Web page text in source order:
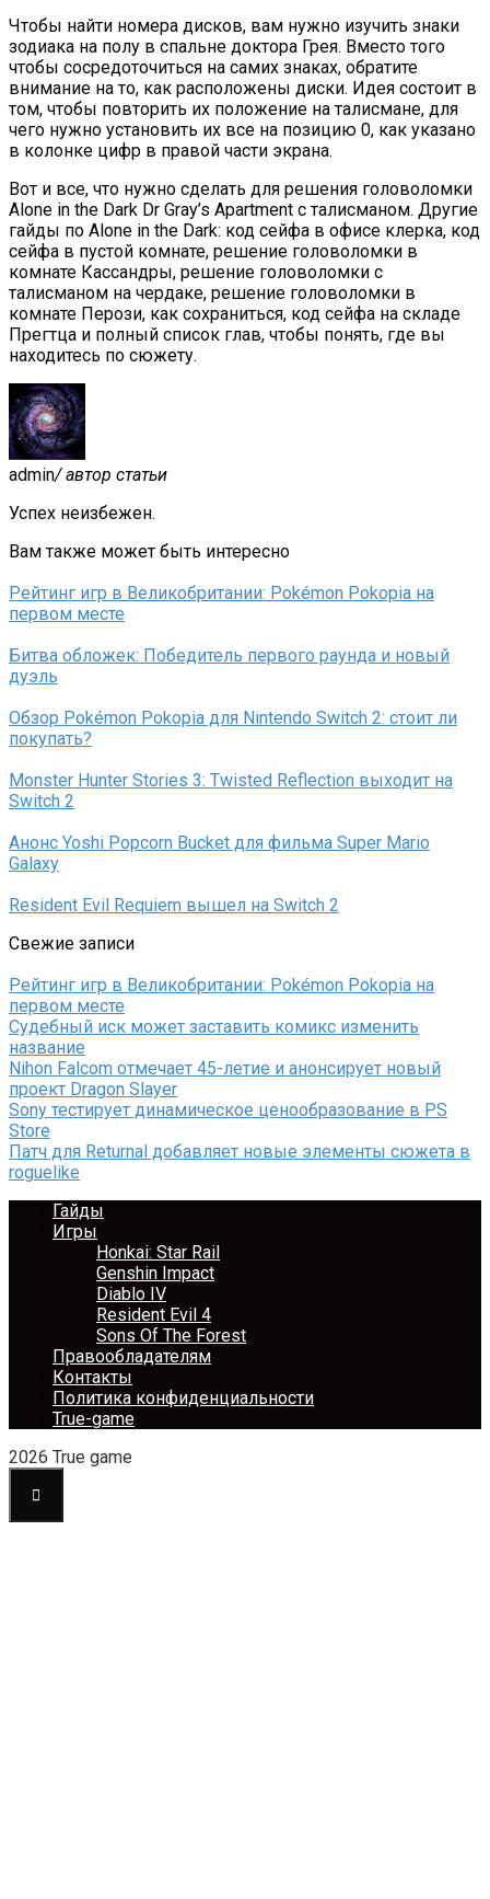
Чтобы найти номера дисков, вам нужно изучить знаки
зодиака на полу в спальне доктора Грея. Вместо того
чтобы сосредоточиться на самих знаках, обратите
внимание на то, как расположены диски. Идея состоит в
том, чтобы повторить их положение на талисмане, для
чего нужно установить их все на позицию 0, как указано
в колонке цифр в правой части экрана.
Вот и все, что нужно сделать для решения головоломки
Alone in the Dark Dr Gray’s Apartment с талисманом. Другие
гайды по Alone in the Dark: код сейфа в офисе клерка, код
сейфа в пустой комнате, решение головоломки в
комнате Кассандры, решение головоломки с
талисманом на чердаке, решение головоломки в
комнате Перози, как сохраниться, код сейфа на складе
Прегтца и полный список глав, чтобы понять, где вы
находитесь по сюжету.
admin/ автор статьи
Успех неизбежен.
Вам также может быть интересно
Рейтинг игр в Великобритании: Pokémon Pokopia на
первом месте
Битва обложек: Победитель первого раунда и новый
дуэль
Обзор Pokémon Pokopia для Nintendo Switch 2: стоит ли
покупать?
Monster Hunter Stories 3: Twisted Reflection выходит на
Switch 2
Анонс Yoshi Popcorn Bucket для фильма Super Mario
Galaxy
Resident Evil Requiem вышел на Switch 2
Свежие записи
Рейтинг игр в Великобритании: Pokémon Pokopia на
первом месте
Судебный иск может заставить комикс изменить
название
Nihon Falcom отмечает 45-летие и анонсирует новый
проект Dragon Slayer
Sony тестирует динамическое ценообразование в PS
Store
Патч для Returnal добавляет новые элементы сюжета в
roguelike
Гайды
Игры
Honkai: Star Rail
Genshin Impact
Diablo IV
Resident Evil 4
Sons Of The Forest
Правообладателям
Контакты
Политика конфиденциальности
True-game
2026 True game